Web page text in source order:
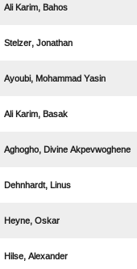
  
 
  
  
  
 
 
 